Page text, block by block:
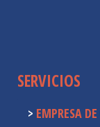
SERVICIOS
EMPRESA